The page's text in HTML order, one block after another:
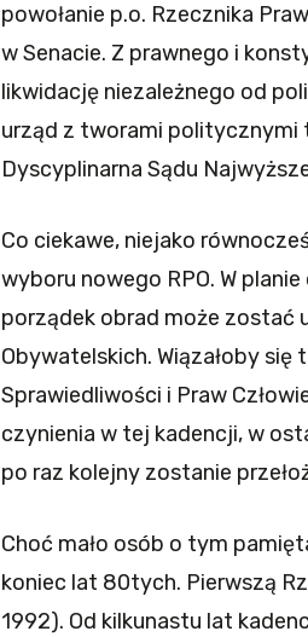
powołanie p.o. Rzecznika
w Senacie. Z prawnego i
likwidację niezależnego od
urząd z tworami politycznymi
Dyscyplinarna Sądu
Co ciekawe, niejako
wyboru nowego RPO. W
porządek obrad może zostać
Obywatelskich. Wiązałoby
Sprawiedliwości i Praw
czynienia w tej kadencji, w
po raz kolejny zostanie
Choć mało osób o tym
koniec lat 80tych. Pierwszą
1992). Od kilkunastu lat